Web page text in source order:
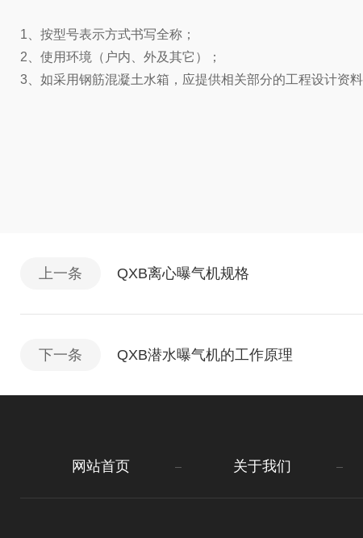
1、按型号表示方式书写全称；
2、使用环境（户内、外及其它）；
3、如采用钢筋混凝土水箱，应提供相关部分的工程设计资料
上一条 QXB离心曝气机规格
下一条 QXB潜水曝气机的工作原理
网站首页 关于我们